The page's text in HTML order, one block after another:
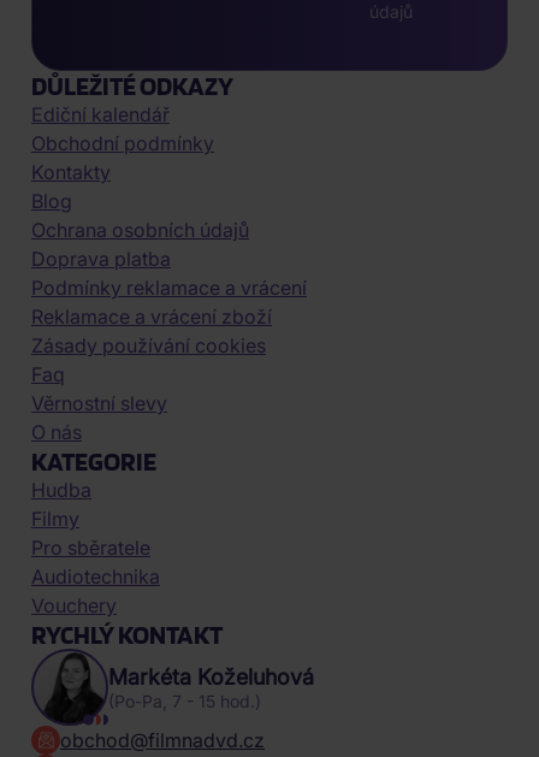
údajů
DŮLEŽITÉ ODKAZY
Ediční kalendář
Obchodní podmínky
Kontakty
Blog
Ochrana osobních údajů
Doprava platba
Podmínky reklamace a vrácení
Reklamace a vrácení zboží
Zásady používání cookies
Faq
Věrnostní slevy
O nás
KATEGORIE
Hudba
Filmy
Pro sběratele
Audiotechnika
Vouchery
RYCHLÝ KONTAKT
Markéta Koželuhová
(Po-Pa, 7 - 15 hod.)
obchod@filmnadvd.cz